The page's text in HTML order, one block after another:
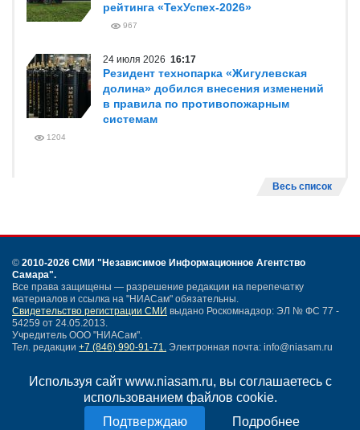
Используя сайт www.niasam.ru, вы соглашаетесь с
использованием файлов cookie.
Подробнее
рейтинга «ТехУспех-2026»
967
24 июля 2026 16:17
Резидент технопарка «Жигулевская
долина» добился внесения изменений
в правила по противопожарным
системам
1204
Весь список
© 2010-2026 СМИ "Независимое Информационное Агентство
Самара".
Все права защищены — разрешение редакции на перепечатку
материалов и ссылка на "НИАСам" обязательны.
Свидетельство регистрации СМИ выдано Роскомнадзор: ЭЛ № ФС 77 -
54259 от 24.05.2013.
Учредитель ООО "НИАСам".
Тел. редакции +7 (846) 990-91-71. Электронная почта: info@niasam.ru
Карта сайта
Нашли ошибку?
Политика конфиденциальности